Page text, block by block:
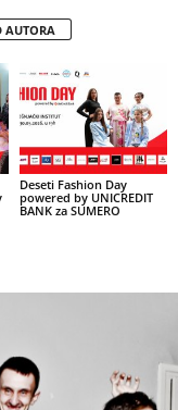
AUTORA
Deseti Fashion Day
powered by UNICREDIT
BANK za SUMERO